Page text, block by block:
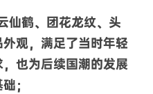
仙鹤、团花龙纹、头
观，满足了当时年轻
也为后续国潮的发展
；